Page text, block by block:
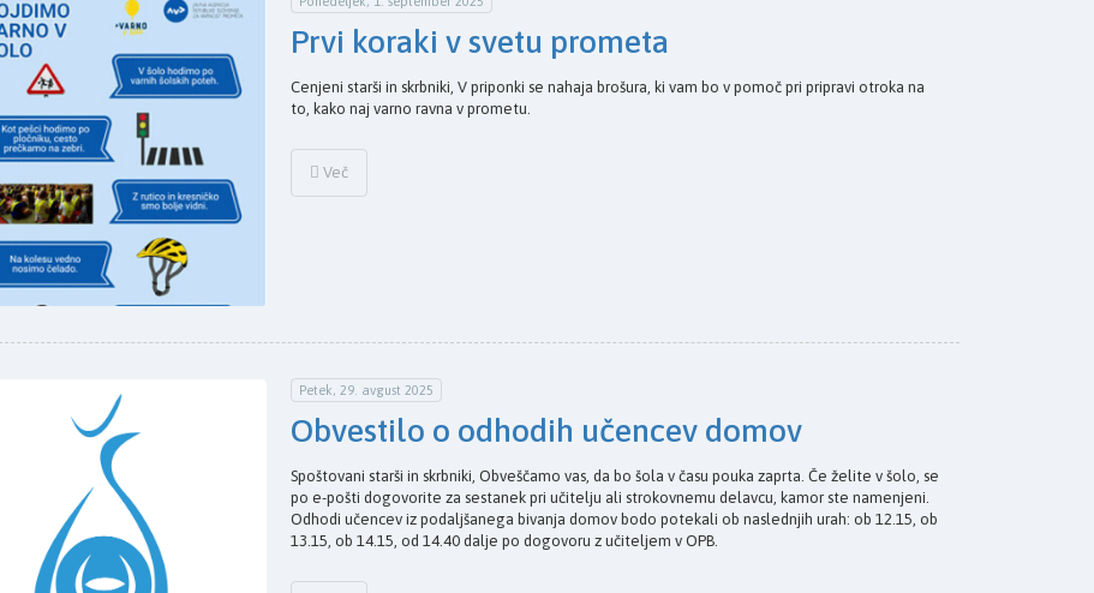
Prvi koraki v svetu prometa
Cenjeni starši in skrbniki, V priponki se nahaja brošura, ki vam bo v pomoč pri pripravi otroka na
to, kako naj varno ravna v prometu.
Več
Petek, 29. avgust 2025
Obvestilo o odhodih učencev domov
Spoštovani starši in skrbniki, Obveščamo vas, da bo šola v času pouka zaprta. Če želite v šolo, se
po e-pošti dogovorite za sestanek pri učitelju ali strokovnemu delavcu, kamor ste namenjeni.
Odhodi učencev iz podaljšanega bivanja domov bodo potekali ob naslednjih urah: ob 12.15, ob
13.15, ob 14.15, od 14.40 dalje po dogovoru z učiteljem v OPB.